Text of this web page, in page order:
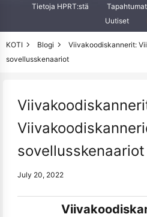
Tietoja HPRT:stä Tapahtumat
Uutiset
KOTI Blogi
Viivakoodiskannerit:
sovellusskenaariot
sovellusskenaariot
July 20, 2022